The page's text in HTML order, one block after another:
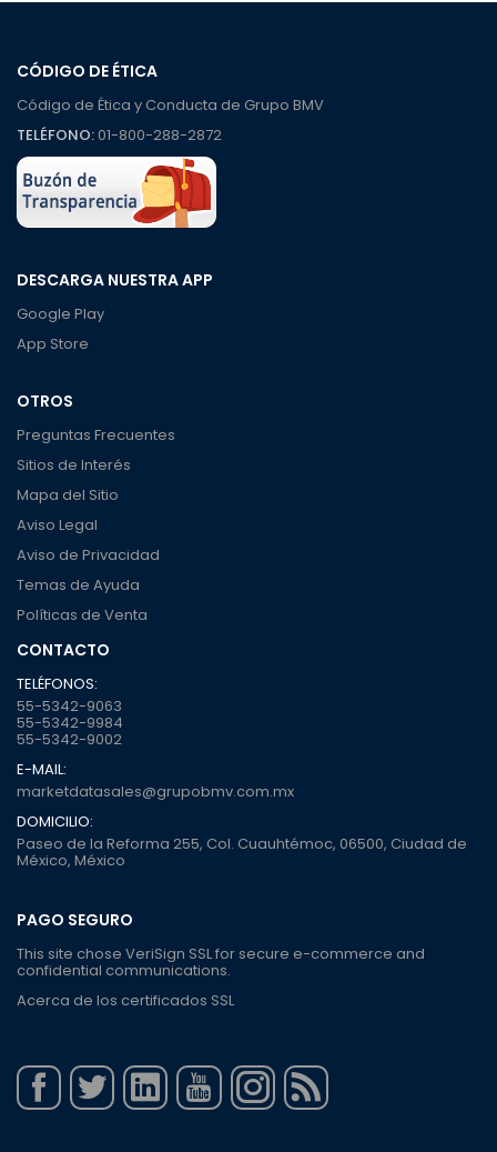
CÓDIGO DE ÉTICA
Código de Ética y Conducta de Grupo BMV
TELÉFONO:01-800-288-2872
DESCARGA NUESTRA APP
Google Play
App Store
OTROS
Preguntas Frecuentes
Sitios de Interés
Mapa del Sitio
Aviso Legal
Aviso de Privacidad
Temas de Ayuda
Políticas de Venta
CONTACTO
TELÉFONOS:
55-5342-9063
55-5342-9984
55-5342-9002
E-MAIL:
marketdatasales@grupobmv.com.mx
DOMICILIO:
Paseo de la Reforma 255, Col. Cuauhtémoc, 06500, Ciudad de
México, México
PAGO SEGURO
This site chose VeriSign SSL for secure e-commerce and
confidential communications.
Acerca de los certificados SSL